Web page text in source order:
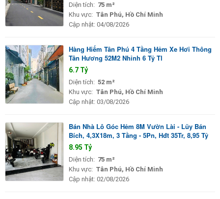
Diện tích: 75 m²
Khu vực: Tân Phú, Hồ Chí Minh
Cập nhật: 04/08/2026
Hàng Hiếm Tân Phú 4 Tầng Hẻm Xe Hơi Thông
Tân Hương 52M2 Nhỉnh 6 Tỷ Tl
6.7 Tỷ
Diện tích: 52 m²
Khu vực: Tân Phú, Hồ Chí Minh
Cập nhật: 03/08/2026
Bán Nhà Lô Góc Hẻm 8M Vườn Lài - Lũy Bán
Bích, 4,3X18m, 3 Tầng - 5Pn, Hđt 35Tr, 8,95 Tỷ
8.95 Tỷ
Diện tích: 75 m²
Khu vực: Tân Phú, Hồ Chí Minh
Cập nhật: 02/08/2026